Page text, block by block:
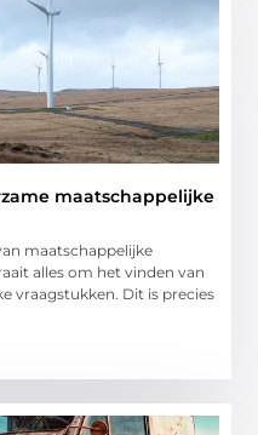
maatschappelijke
maatschappelijke
alles om het vinden van
vraagstukken. Dit is precies